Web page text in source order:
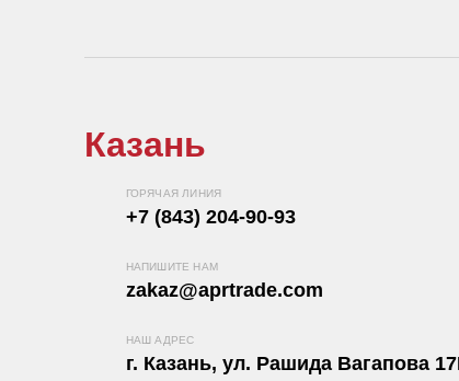
Казань
ГОРЯЧАЯ ЛИНИЯ
+7 (843) 204-90-93
НАПИШИТЕ НАМ
zakaz@aprtrade.com
НАШ АДРЕС
г. Казань, ул. Рашида Вагапова